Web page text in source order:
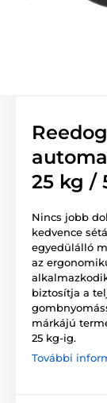
25 kg /
Nincs jobb
kedvence
egyedülálló
az
biztosítja a
márkájú
25 kg-ig.
További